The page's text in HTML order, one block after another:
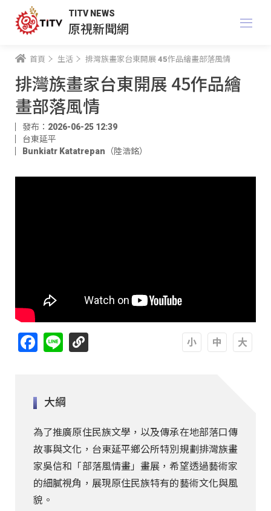
TITV NEWS
原視新聞網
首頁 生活 排灣族畫家台東開展 45作品繪畫部落風情
排灣族畫家台東開展 45作品繪
畫部落風情
發布：2026-06-25 12:39
台東延平
Bunkiatr Katatrepan（陸浩銘）
Facebook
Line
大綱
為了推廣原住民族文學，以及傳承在地部落口傳
故事與文化，台東延平鄉公所特別規劃排灣族畫
家吳信和「部落風情畫」畫展，希望透過藝術家
的細膩視角，展現原住民族特有的藝術文化與風
貌。